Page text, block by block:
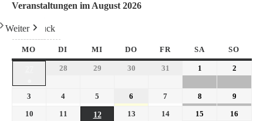
Veranstaltungen im August 2026
Zurück
Heute
Weiter
MO DI MI DO FR SA SO
28 29 30 31 1 2
3 4 5 6 7 8
9
10
11
12
13 14 15 16